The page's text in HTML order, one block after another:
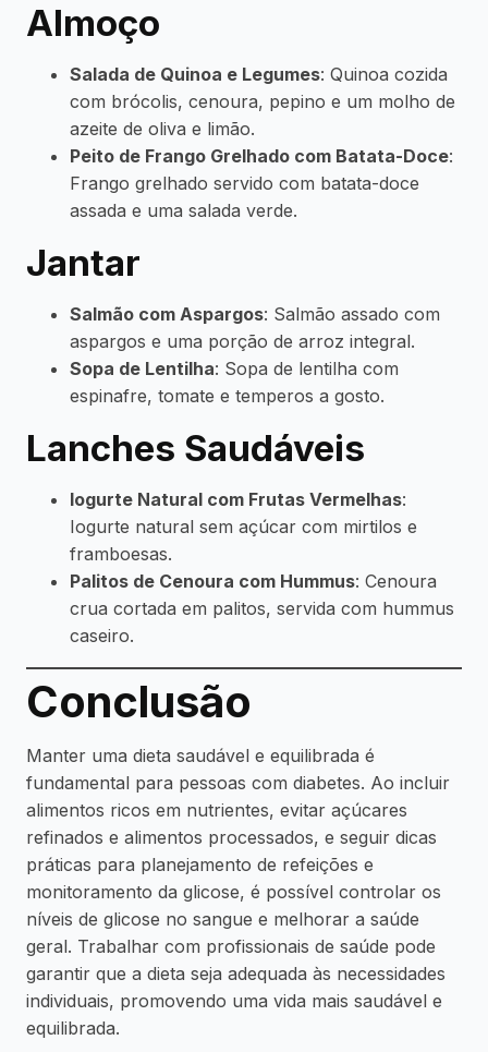
Almoço
Salada de Quinoa e Legumes: Quinoa cozida
com brócolis, cenoura, pepino e um molho de
azeite de oliva e limão.
Peito de Frango Grelhado com Batata-Doce:
Frango grelhado servido com batata-doce
assada e uma salada verde.
Jantar
Salmão com Aspargos: Salmão assado com
aspargos e uma porção de arroz integral.
Sopa de Lentilha: Sopa de lentilha com
espinafre, tomate e temperos a gosto.
Lanches Saudáveis
Iogurte Natural com Frutas Vermelhas:
Iogurte natural sem açúcar com mirtilos e
framboesas.
Palitos de Cenoura com Hummus: Cenoura
crua cortada em palitos, servida com hummus
caseiro.
Conclusão
Manter uma dieta saudável e equilibrada é
fundamental para pessoas com diabetes. Ao incluir
alimentos ricos em nutrientes, evitar açúcares
refinados e alimentos processados, e seguir dicas
práticas para planejamento de refeições e
monitoramento da glicose, é possível controlar os
níveis de glicose no sangue e melhorar a saúde
geral. Trabalhar com profissionais de saúde pode
garantir que a dieta seja adequada às necessidades
individuais, promovendo uma vida mais saudável e
equilibrada.